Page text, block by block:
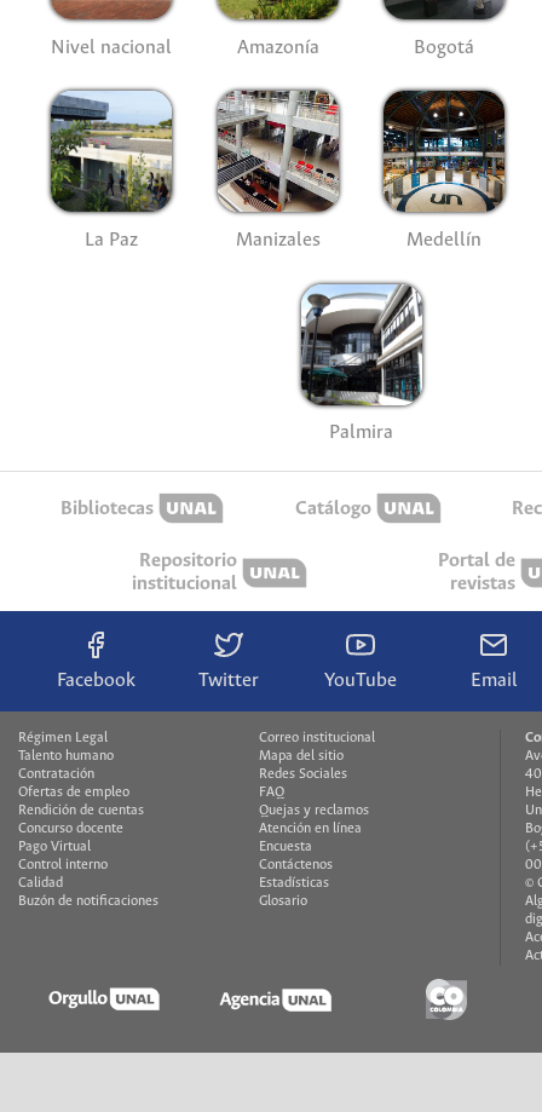
Nivel nacional Amazonía Bogotá
La Paz Manizales Medellín
Palmira
Bibliotecas Catálogo
Repositorio
institucional
Portal de
revistas
Facebook Twitter YouTube Email
Régimen Legal
Talento humano
Contratación
Ofertas de empleo
Rendición de cuentas
Concurso docente
Pago Virtual
Control interno
Calidad
Buzón de notificaciones
Correo institucional
Mapa del sitio
Redes Sociales
FAQ
Quejas y reclamos
Atención en línea
Encuesta
Contáctenos
Estadísticas
Glosario
©